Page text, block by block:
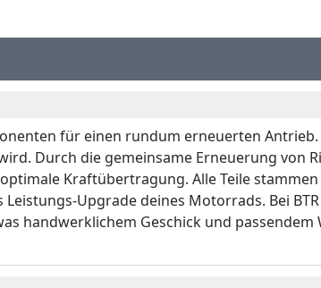
für einen rundum erneuerten
Durch die gemeinsame Erneuerung von
Kraftübertragung. Alle Teile
Upgrade deines Motorrads. Bei
handwerklichem Geschick und